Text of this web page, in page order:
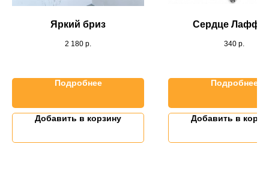
Яркий бриз
2 180 р.
Подробнее
Добавить в корзину
Сердце Лафф
340 р.
Подробнее
Добавить в